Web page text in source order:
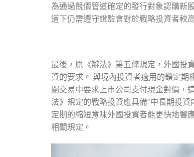
為通過競價管道確定的發行對象認購新
道下仍需遵守證監會對於戰略投資者較
最後，原《辦法》第五條規定，外國投
資的要求。 與境內投資者適用的鎖定
關交易中要求上市公司支付現金對價，
法》規定的戰略投資應具備“中長期投
定期的縮短意味外國投資者能更快地響
相關規定。